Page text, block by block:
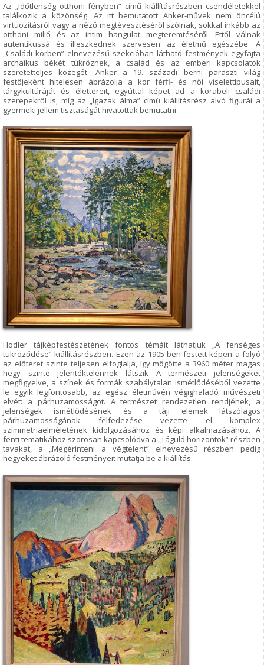
Az „Időtlenség otthoni fényben” című kiállításrészben csendéletekkel
találkozik a közönség. Az itt bemutatott Anker-művek nem öncélú
virtuozitásról vagy a néző megtévesztéséről szólnak, sokkal inkább az
otthoni miliő és az intim hangulat megteremtéséről. Ettől válnak
autentikussá és illeszkednek szervesen az életmű egészébe. A
„Családi körben” elnevezésű szekcióban látható festmények egyfajta
archaikus békét tükröznek, a család és az emberi kapcsolatok
szeretetteljes közegét. Anker a 19. századi berni paraszti világ
festőjeként hitelesen ábrázolja a kor férfi- és női viselettípusait,
tárgykultúráját és élettereit, egyúttal képet ad a korabeli családi
szerepekről is, míg az „Igazak álma” című kiállításrész alvó figurái a
gyermeki jellem tisztaságát hivatottak bemutatni.
Hodler tájképfestészetének fontos témáit láthatjuk „A fenséges
tükröződése” kiállításrészben. Ezen az 1905-ben festett képen a folyó
az előteret szinte teljesen elfoglalja, így mögötte a 3960 méter magas
hegy szinte jelentéktelennek látszik A természeti jelenségeket
megfigyelve, a színek és formák szabálytalan ismétlődéséből vezette
le egyik legfontosabb, az egész életművén végighaladó művészeti
elvét: a párhuzamosságot. A természet rendezetlen rendjének, a
jelenségek ismétlődésének és a táji elemek látszólagos
párhuzamosságának felfedezése vezette el komplex
szimmetriaelméletének kidolgozásához és képi alkalmazásához. A
fenti tematikához szorosan kapcsolódva a „Táguló horizontok” részben
tavakat, a „Megérinteni a végtelent” elnevezésű részben pedig
hegyeket ábrázoló festményeit mutatja be a kiállítás.